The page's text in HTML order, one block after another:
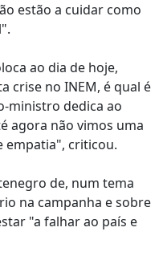
estão a cuidar como
ao dia de hoje,
crise no INEM, é qual é
ministro dedica ao
agora não vimos uma
empatia", criticou.
de, num tema
na campanha e sobre
"a falhar ao país e